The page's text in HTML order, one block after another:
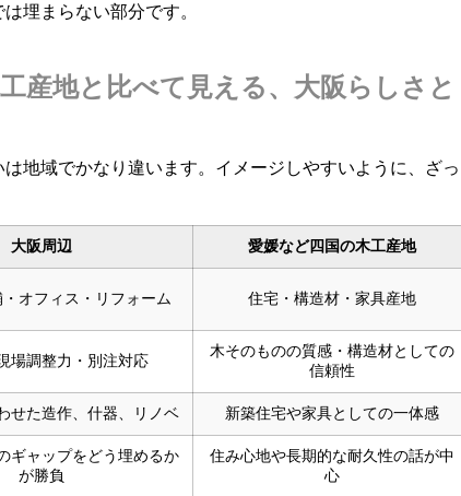
埋まらない部分です。
産地と比べて見える、大阪らしさと
地域でかなり違います。イメージしやすいように、ざっ
大阪周辺 愛媛など四国の木工産地
オフィス・リフォーム 住宅・構造材・家具産地
場調整力・別注対応
木そのものの質感・構造材としての
信頼性
せた造作、什器、リノベ 新築住宅や家具としての一体感
ギャップをどう埋めるか
が勝負
住み心地や長期的な耐久性の話が中
心